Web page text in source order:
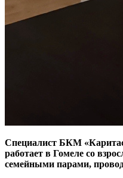
Специалист БКМ
работает в Гомеле со
семейными парами,